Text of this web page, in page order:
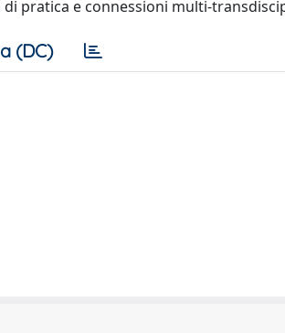
pratica e connessioni multi-
(DC)